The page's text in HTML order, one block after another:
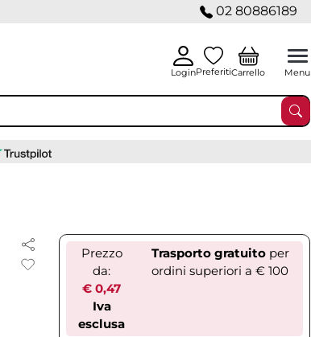
02 80886189
LoginPreferitiCarrello Menu
Prezzo
da:
€ 0,47
Iva
esclusa
Trasporto gratuitoper
ordini superiori a € 100